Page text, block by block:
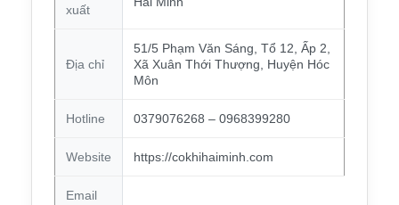
xuất
Địa chỉ
51/5 Phạm Văn Sáng, Tổ 12, Ấp 2,
Xã Xuân Thới Thượng, Huyện Hóc
Môn
Hotline 0379076268 – 0968399280
Website https://cokhihaiminh.com
Email